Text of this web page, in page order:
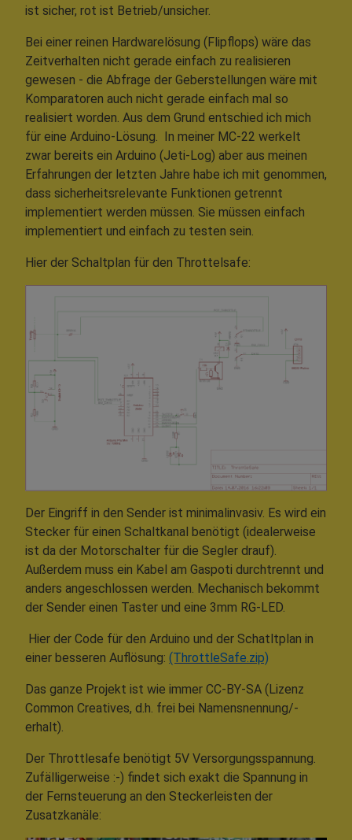
ist sicher, rot ist Betrieb/unsicher.
Bei einer reinen Hardwarelösung (Flipflops) wäre das
Zeitverhalten nicht gerade einfach zu realisieren
gewesen - die Abfrage der Geberstellungen wäre mit
Komparatoren auch nicht gerade einfach mal so
realisiert worden. Aus dem Grund entschied ich mich
für eine Arduino-Lösung. In meiner MC-22 werkelt
zwar bereits ein Arduino (Jeti-Log) aber aus meinen
Erfahrungen der letzten Jahre habe ich mit genommen,
dass sicherheitsrelevante Funktionen getrennt
implementiert werden müssen. Sie müssen einfach
implementiert und einfach zu testen sein.
Hier der Schaltplan für den Throttelsafe:
Der Eingriff in den Sender ist minimalinvasiv. Es wird ein
Stecker für einen Schaltkanal benötigt (idealerweise
ist da der Motorschalter für die Segler drauf).
Außerdem muss ein Kabel am Gaspoti durchtrennt und
anders angeschlossen werden. Mechanisch bekommt
der Sender einen Taster und eine 3mm RG-LED.
Hier der Code für den Arduino und der Schatltplan in
einer besseren Auflösung: (ThrottleSafe.zip)
Das ganze Projekt ist wie immer CC-BY-SA (Lizenz
Common Creatives, d.h. frei bei Namensnennung/-
erhalt).
Der Throttlesafe benötigt 5V Versorgungsspannung.
Zufälligerweise :-) findet sich exakt die Spannung in
der Fernsteuerung an den Steckerleisten der
Zusatzkanäle: